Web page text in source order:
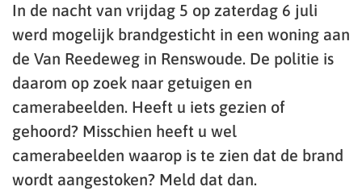
In de nacht van vrijdag 5 op zaterdag 6 juli
werd mogelijk brandgesticht in een woning aan
de Van Reedeweg in Renswoude. De politie is
daarom op zoek naar getuigen en
camerabeelden. Heeft u iets gezien of
gehoord? Misschien heeft u wel
camerabeelden waarop is te zien dat de brand
wordt aangestoken? Meld dat dan.